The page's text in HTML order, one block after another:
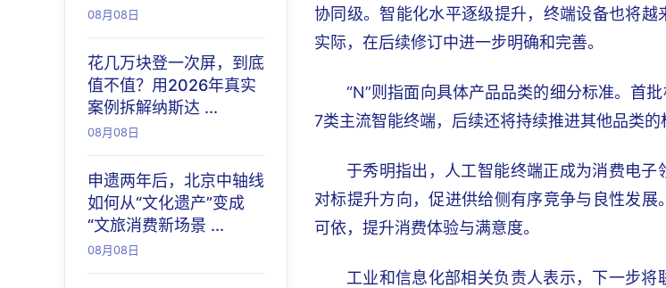
08月08日
花几万块登一次屏，到底
值不值？用2026年真实
案例拆解纳斯达 ...
08月08日
申遗两年后，北京中轴线
如何从“文化遗产”变成
“文旅消费新场景 ...
08月08日
协同级。智能化水平逐级提升，终端设备也将
实际，在后续修订中进一步明确和完善。
“N”则指面向具体产品品类的细分标准。首
7类主流智能终端，后续还将持续推进其他品类的
于秀明指出，人工智能终端正成为消费电
对标提升方向，促进供给侧有序竞争与良性发
可依，提升消费体验与满意度。
工业和信息化部相关负责人表示，下一步将